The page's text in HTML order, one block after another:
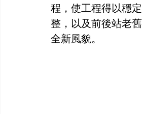
程，使工程得以穩
整，以及前後站老
全新風貌。